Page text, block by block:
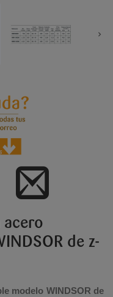
de z-
modelo WINDSOR de